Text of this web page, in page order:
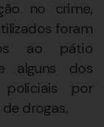
no crime,
foram
ao pátio
alguns dos
policiais por
drogas.